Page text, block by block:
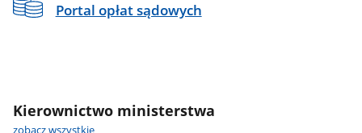
Portal opłat sądowych
Kierownictwo ministerstwa
zobacz wszystkie